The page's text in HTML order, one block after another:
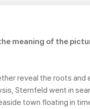
meaning of the
reveal the roots
Sternfeld went in
town floating in